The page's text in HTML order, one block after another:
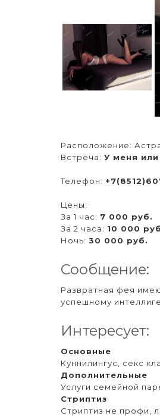
Расположение:
Встреча: У меня или
Телефон:
Цены:
За 1 час: 7 000 руб.
За 2 часа: 10 000
Ночь: 30 000 руб.
Сообщение:
Развратная фея
успешному
Интересует:
Основные
Куннилингус, секс
Дополнительные
Услуги семейной
Стриптиз
Стриптиз не профи,